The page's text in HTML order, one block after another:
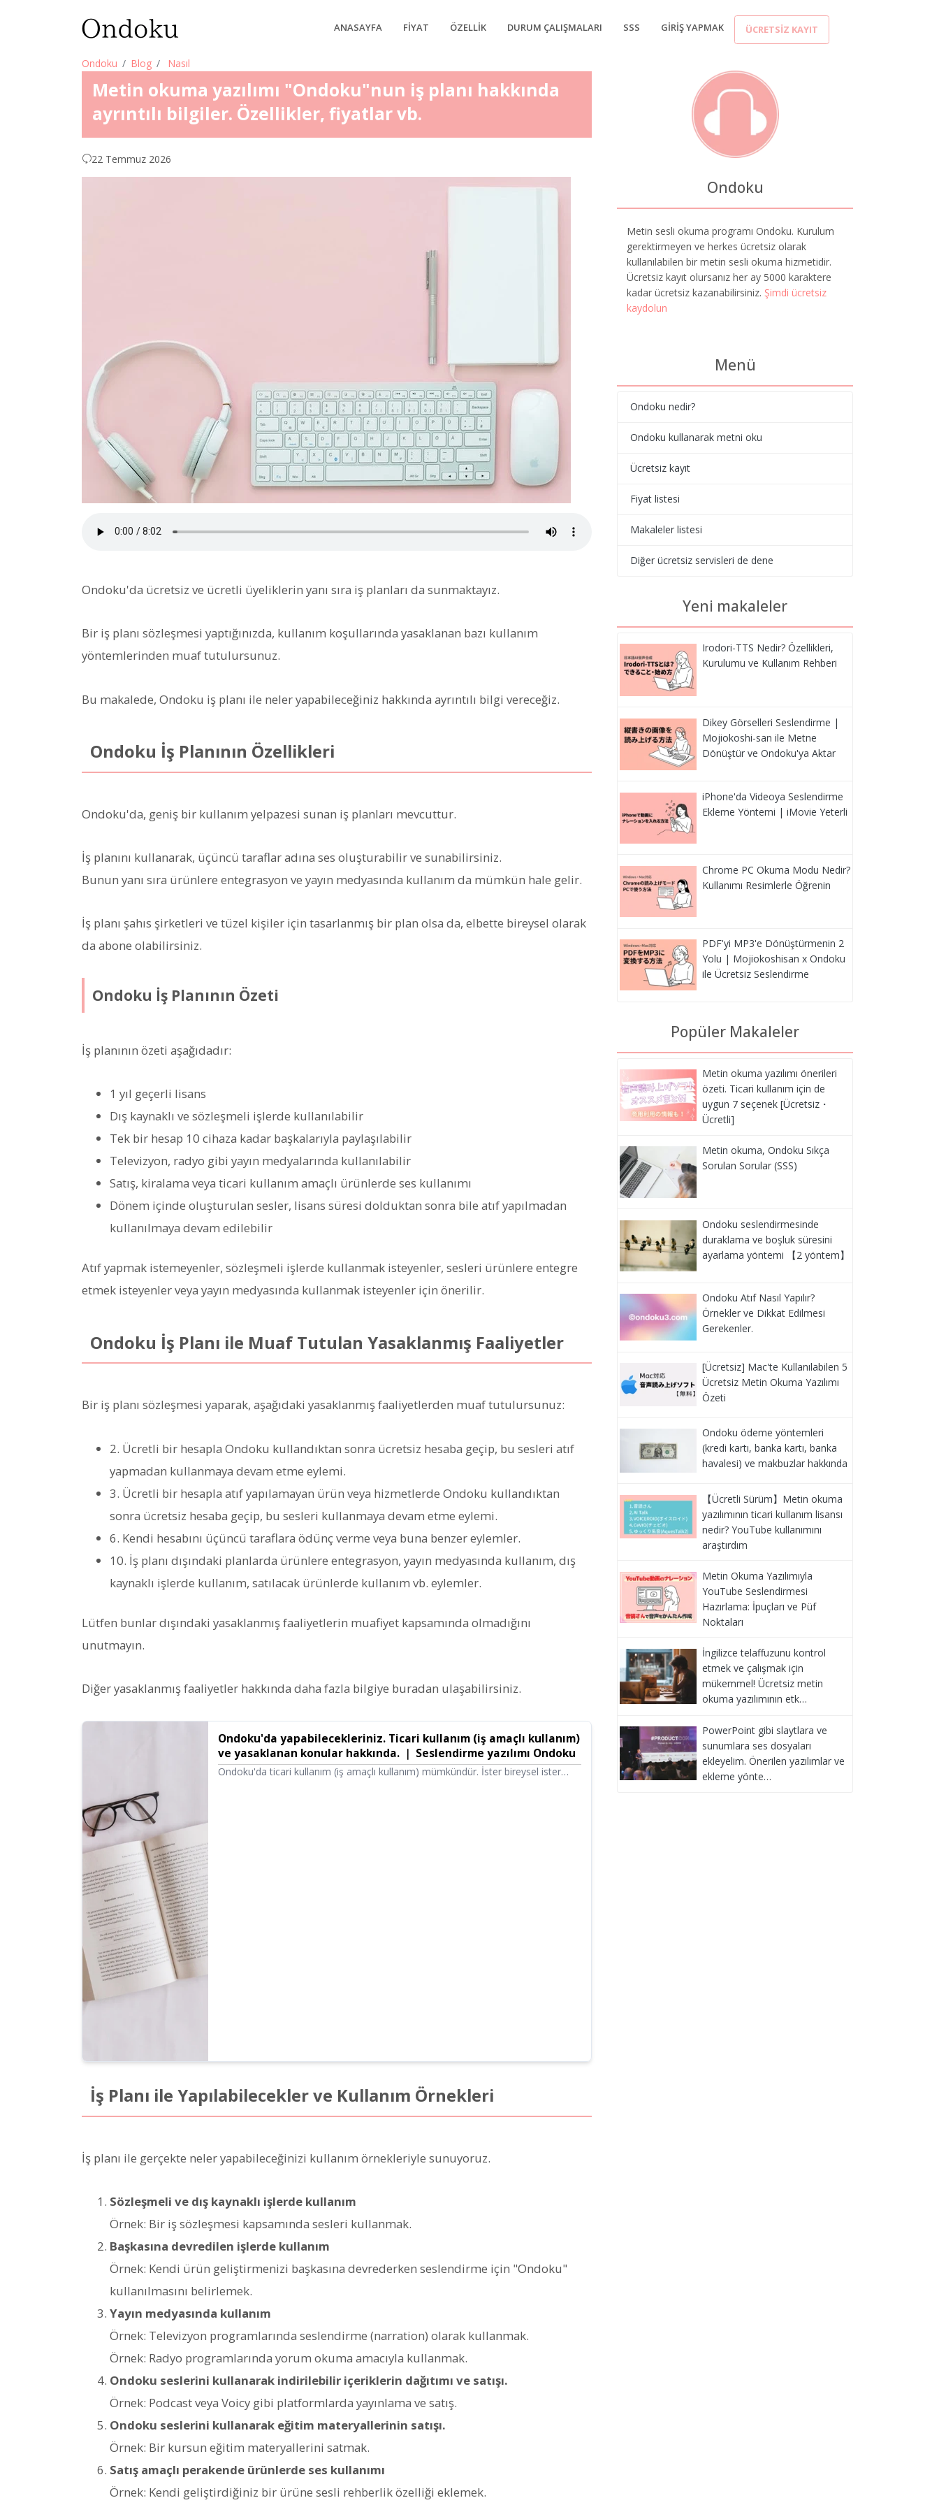
ANASAYFA FIYAT ÖZELLIK DURUM ÇALIŞMALARI SSS GIRIŞ YAPMAK ÜCRETSIZ KAYIT
Ondoku Blog Nasıl
Metin okuma yazılımı "Ondoku"nun iş planı hakkında
ayrıntılı bilgiler. Özellikler, fiyatlar vb.
22 Temmuz 2026
Ondoku'da ücretsiz ve ücretli üyeliklerin yanı sıra iş planları da sunmaktayız.
Bir iş planı sözleşmesi yaptığınızda, kullanım koşullarında yasaklanan bazı kullanım
yöntemlerinden muaf tutulursunuz.
Bu makalede, Ondoku iş planı ile neler yapabileceğiniz hakkında ayrıntılı bilgi vereceğiz.
Ondoku İş Planının Özellikleri
Ondoku'da, geniş bir kullanım yelpazesi sunan iş planları mevcuttur.
İş planını kullanarak, üçüncü taraflar adına ses oluşturabilir ve sunabilirsiniz.
Bunun yanı sıra ürünlere entegrasyon ve yayın medyasında kullanım da mümkün hale gelir.
İş planı şahıs şirketleri ve tüzel kişiler için tasarlanmış bir plan olsa da, elbette bireysel olarak
da abone olabilirsiniz.
Ondoku İş Planının Özeti
İş planının özeti aşağıdadır:
1 yıl geçerli lisans
Dış kaynaklı ve sözleşmeli işlerde kullanılabilir
Tek bir hesap 10 cihaza kadar başkalarıyla paylaşılabilir
Televizyon, radyo gibi yayın medyalarında kullanılabilir
Satış, kiralama veya ticari kullanım amaçlı ürünlerde ses kullanımı
Dönem içinde oluşturulan sesler, lisans süresi dolduktan sonra bile atıf yapılmadan
kullanılmaya devam edilebilir
Atıf yapmak istemeyenler, sözleşmeli işlerde kullanmak isteyenler, sesleri ürünlere entegre
etmek isteyenler veya yayın medyasında kullanmak isteyenler için önerilir.
Ondoku İş Planı ile Muaf Tutulan Yasaklanmış Faaliyetler
Bir iş planı sözleşmesi yaparak, aşağıdaki yasaklanmış faaliyetlerden muaf tutulursunuz:
2. Ücretli bir hesapla Ondoku kullandıktan sonra ücretsiz hesaba geçip, bu sesleri atıf
yapmadan kullanmaya devam etme eylemi.
3. Ücretli bir hesapla atıf yapılamayan ürün veya hizmetlerde Ondoku kullandıktan
sonra ücretsiz hesaba geçip, bu sesleri kullanmaya devam etme eylemi.
6. Kendi hesabını üçüncü taraflara ödünç verme veya buna benzer eylemler.
10. İş planı dışındaki planlarda ürünlere entegrasyon, yayın medyasında kullanım, dış
kaynaklı işlerde kullanım, satılacak ürünlerde kullanım vb. eylemler.
Lütfen bunlar dışındaki yasaklanmış faaliyetlerin muafiyet kapsamında olmadığını
unutmayın.
Diğer yasaklanmış faaliyetler hakkında daha fazla bilgiye buradan ulaşabilirsiniz.
Ondoku'da yapabilecekleriniz. Ticari kullanım (iş amaçlı kullanım)
ve yasaklanan konular hakkında. ｜ Seslendirme yazılımı Ondoku
Ondoku'da ticari kullanım (iş amaçlı kullanım) mümkündür. İster bireysel ister
İş Planı ile Yapılabilecekler ve Kullanım Örnekleri
İş planı ile gerçekte neler yapabileceğinizi kullanım örnekleriyle sunuyoruz.
Sözleşmeli ve dış kaynaklı işlerde kullanım
Örnek: Bir iş sözleşmesi kapsamında sesleri kullanmak.
Başkasına devredilen işlerde kullanım
Örnek: Kendi ürün geliştirmenizi başkasına devrederken seslendirme için "Ondoku"
kullanılmasını belirlemek.
Yayın medyasında kullanım
Örnek: Televizyon programlarında seslendirme (narration) olarak kullanmak.
Örnek: Radyo programlarında yorum okuma amacıyla kullanmak.
Ondoku seslerini kullanarak indirilebilir içeriklerin dağıtımı ve satışı.
Örnek: Podcast veya Voicy gibi platformlarda yayınlama ve satış.
Ondoku seslerini kullanarak eğitim materyallerinin satışı.
Örnek: Bir kursun eğitim materyallerini satmak.
Satış amaçlı perakende ürünlerde ses kullanımı
Örnek: Kendi geliştirdiğiniz bir ürüne sesli rehberlik özelliği eklemek.
Ondoku
Metin sesli okuma programı Ondoku. Kurulum
gerektirmeyen ve herkes ücretsiz olarak
kullanılabilen bir metin sesli okuma hizmetidir.
Ücretsiz kayıt olursanız her ay 5000 karaktere
kadar ücretsiz kazanabilirsiniz. Şimdi ücretsiz
kaydolun
Menü
Ondoku nedir?
Ondoku kullanarak metni oku
Ücretsiz kayıt
Fiyat listesi
Makaleler listesi
Diğer ücretsiz servisleri de dene
Yeni makaleler
Irodori-TTS Nedir? Özellikleri,
Kurulumu ve Kullanım Rehberi
Dikey Görselleri Seslendirme |
Mojiokoshi-san ile Metne
Dönüştür ve Ondoku'ya Aktar
iPhone'da Videoya Seslendirme
Ekleme Yöntemi | iMovie Yeterli
Chrome PC Okuma Modu Nedir?
Kullanımı Resimlerle Öğrenin
PDF'yi MP3'e Dönüştürmenin 2
Yolu | Mojiokoshisan x Ondoku
ile Ücretsiz Seslendirme
Popüler Makaleler
Metin okuma yazılımı önerileri
özeti. Ticari kullanım için de
uygun 7 seçenek [Ücretsiz・
Ücretli]
Metin okuma, Ondoku Sıkça
Sorulan Sorular (SSS)
Ondoku seslendirmesinde
duraklama ve boşluk süresini
ayarlama yöntemi 【2 yöntem】
Ondoku Atıf Nasıl Yapılır?
Örnekler ve Dikkat Edilmesi
Gerekenler.
[Ücretsiz] Mac'te Kullanılabilen 5
Ücretsiz Metin Okuma Yazılımı
Özeti
Ondoku ödeme yöntemleri
(kredi kartı, banka kartı, banka
havalesi) ve makbuzlar hakkında
【Ücretli Sürüm】Metin okuma
yazılımının ticari kullanım lisansı
nedir? YouTube kullanımını
araştırdım
Metin Okuma Yazılımıyla
YouTube Seslendirmesi
Hazırlama: İpuçları ve Püf
Noktaları
İngilizce telaffuzunu kontrol
etmek ve çalışmak için
mükemmel! Ücretsiz metin
okuma yazılımının etk…
PowerPoint gibi slaytlara ve
sunumlara ses dosyaları
ekleyelim. Önerilen yazılımlar ve
ekleme yönte…